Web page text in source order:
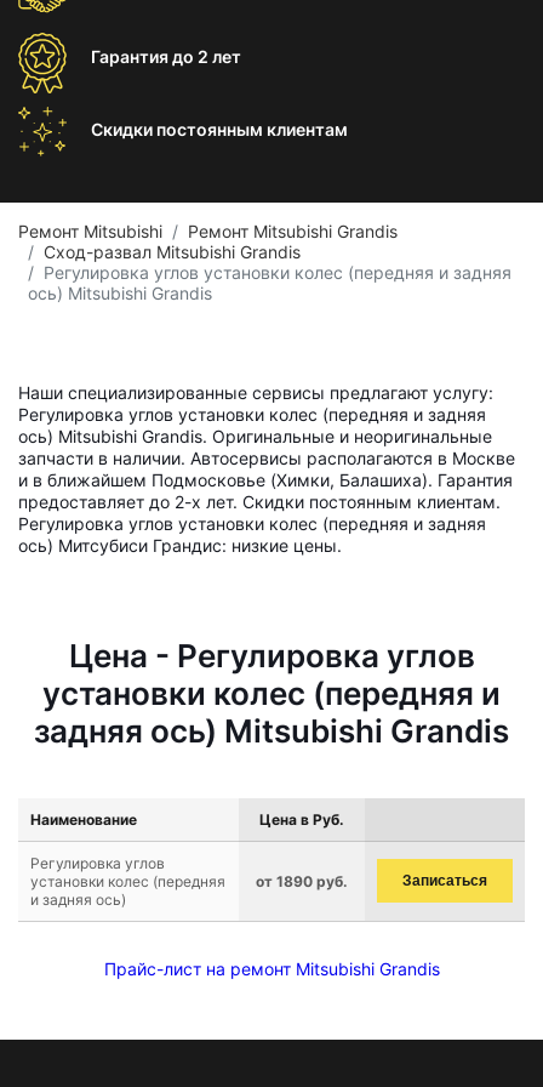
Гарантиядо 2 лет
Скидки постоянным клиентам
Ремонт Mitsubishi
Ремонт Mitsubishi Grandis
Сход-развал Mitsubishi Grandis
Регулировка углов установки колес (передняя и задняя
ось) Mitsubishi Grandis
Наши специализированные сервисы предлагают услугу:
Регулировка углов установки колес (передняя и задняя
ось) Mitsubishi Grandis. Оригинальные и неоригинальные
запчасти в наличии. Автосервисы располагаются в Москве
и в ближайшем Подмосковье (Химки, Балашиха). Гарантия
предоставляет до 2-х лет. Скидки постоянным клиентам.
Регулировка углов установки колес (передняя и задняя
ось) Митсубиси Грандис: низкие цены.
Цена - Регулировка углов
установки колес (передняя и
задняя ось) Mitsubishi Grandis
Наименование Цена в Руб.
Регулировка углов
установки колес (передняя
и задняя ось)
от 1890 руб. Записаться
Прайс-лист на ремонт Mitsubishi Grandis